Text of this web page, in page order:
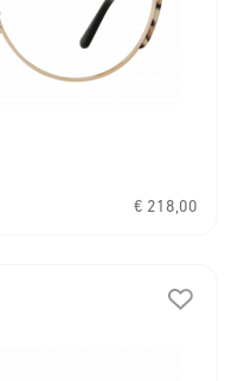
€ 218,00